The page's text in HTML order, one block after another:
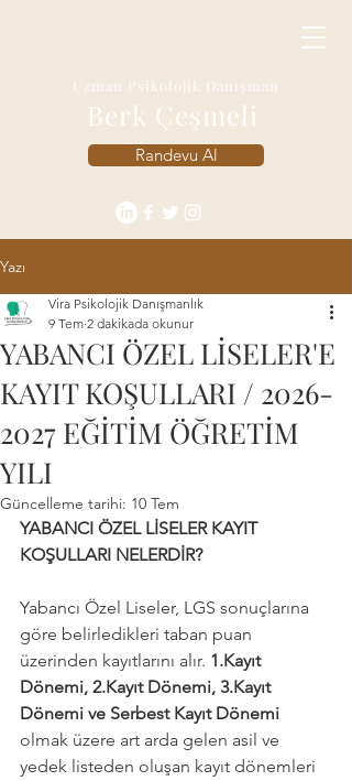
Uzman Psikolojik Danışman
Berk Çeşmeli
Randevu Al
Yazı
YABANCI ÖZEL LİSELER'E
KAYIT KOŞULLARI / 2026-
2027 EĞİTİM ÖĞRETİM
YILI
Vira Psikolojik Danışmanlık
9 Tem 2 dakikada okunur
Güncelleme tarihi: 10 Tem
YABANCI ÖZEL LİSELER KAYIT
KOŞULLARI NELERDİR?
Yabancı Özel Liseler, LGS sonuçlarına
göre belirledikleri taban puan
üzerinden kayıtlarını alır. 1.Kayıt
Dönemi, 2.Kayıt Dönemi, 3.Kayıt
Dönemi ve Serbest Kayıt Dönemi
olmak üzere art arda gelen asil ve
yedek listeden oluşan kayıt dönemleri